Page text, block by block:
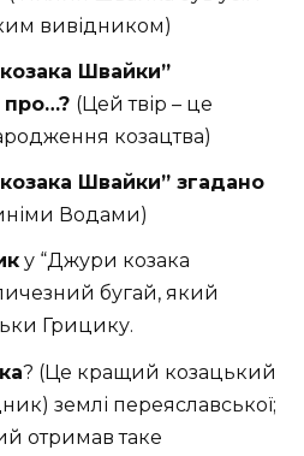
вивідником)
Швайки”
про…? (Цей твір – це
козацтва)
Швайки” згадано
Водами)
у “Джури козака
бугай, який
Грицику.
? (Це кращий козацький
землі переяславської;
отримав таке